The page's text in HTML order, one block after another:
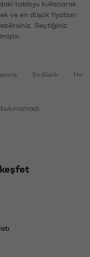
tabloyu kullanarak
ve en düşük fiyatları
Seçtiğiniz
En düşük